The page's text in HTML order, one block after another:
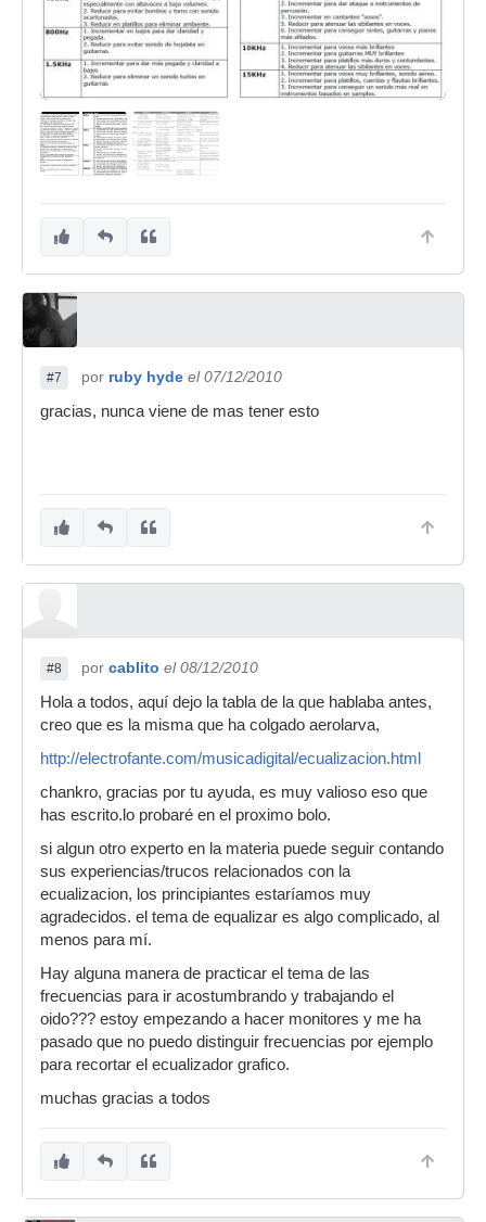
#7 por ruby hyde el 07/12/2010
gracias, nunca viene de mas tener esto
#8 por cablito el 08/12/2010
Hola a todos, aquí dejo la tabla de la que hablaba antes,
creo que es la misma que ha colgado aerolarva,
http://electrofante.com/musicadigital/ecualizacion.html
chankro, gracias por tu ayuda, es muy valioso eso que
has escrito.lo probaré en el proximo bolo.
si algun otro experto en la materia puede seguir contando
sus experiencias/trucos relacionados con la
ecualizacion, los principiantes estaríamos muy
agradecidos. el tema de equalizar es algo complicado, al
menos para mí.
Hay alguna manera de practicar el tema de las
frecuencias para ir acostumbrando y trabajando el
oido??? estoy empezando a hacer monitores y me ha
pasado que no puedo distinguir frecuencias por ejemplo
para recortar el ecualizador grafico.
muchas gracias a todos